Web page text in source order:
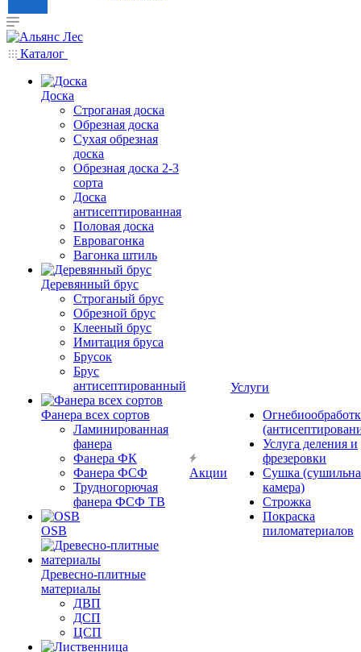
Каталог
Доска
Строганая доска
Обрезная доска
Сухая обрезная
доска
Обрезная доска 2-3
сорта
Доска
антисептированная
Половая доска
Евровагонка
Вагонка штиль
Деревянный брус
Строганый брус
Обрезной брус
Клееный брус
Имитация бруса
Брусок
Брус
антисептированный
Фанера всех сортов
Ламинированная
фанера
Фанера ФК
Фанера ФСФ
Трудногорючая
фанера ФСФ ТВ
OSB
Древесно-плитные
материалы
ДВП
ДСП
ЦСП
Акции
Услуги
Услуга деления и
фрезеровки
Сушка
камера)
Строжка
Покраска
пиломатериалов